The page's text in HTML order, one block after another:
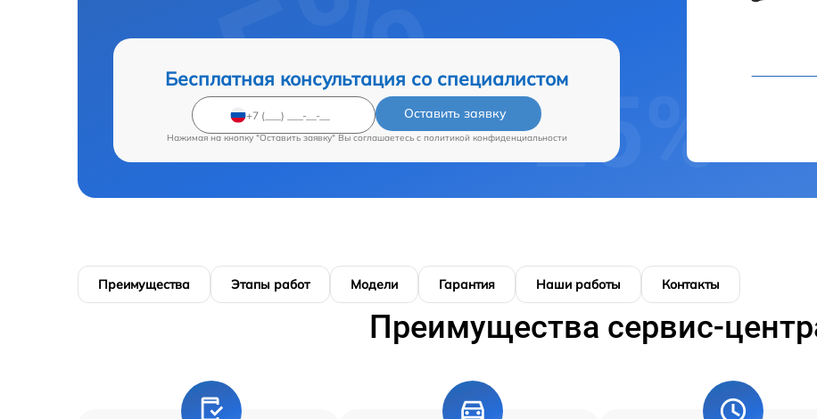
Бесплатная консультация со специалистом
Оставить заявку
Нажимая на кнопку "Оставить заявку" Вы соглашаетесь c политикой конфиденциальности
Преимущества Этапы работ Модели Гарантия Наши работы Контакты
Преимущества сервис-